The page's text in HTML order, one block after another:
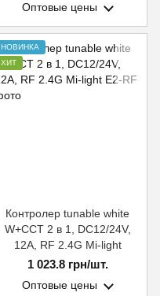
Оптовые цены
НОВИНКА
ХИТ
Контролер tunable white
W+CCT 2 в 1, DC12/24V,
12A, RF 2.4G Mi-light
1 023.8 грн/шт.
Оптовые цены